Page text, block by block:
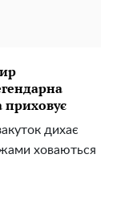
приховує
дихає
ховаються